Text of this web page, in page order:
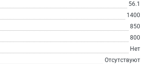
56.1
1400
850
800
Нет
Отсутствуют